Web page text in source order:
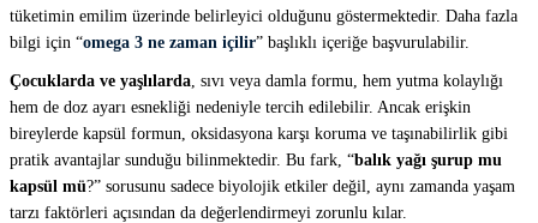
tüketimin emilim üzerinde belirleyici olduğunu göstermektedir. Daha fazla
bilgi için “omega 3 ne zaman içilir” başlıklı içeriğe başvurulabilir.
Çocuklarda ve yaşlılarda , sıvı veya damla formu, hem yutma kolaylığı
hem de doz ayarı esnekliği nedeniyle tercih edilebilir. Ancak erişkin
bireylerde kapsül formun, oksidasyona karşı koruma ve taşınabilirlik gibi
pratik avantajlar sunduğu bilinmektedir. Bu fark, “balık yağı şurup mu
kapsül mü?” sorusunu sadece biyolojik etkiler değil, aynı zamanda yaşam
tarzı faktörleri açısından da değerlendirmeyi zorunlu kılar.